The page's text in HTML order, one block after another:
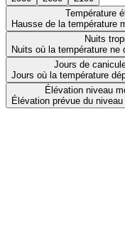
Température
Hausse de la température
Nuits
Nuits où la température ne
Jours de
Jours où la température
Élévation niveau
Élévation prévue du